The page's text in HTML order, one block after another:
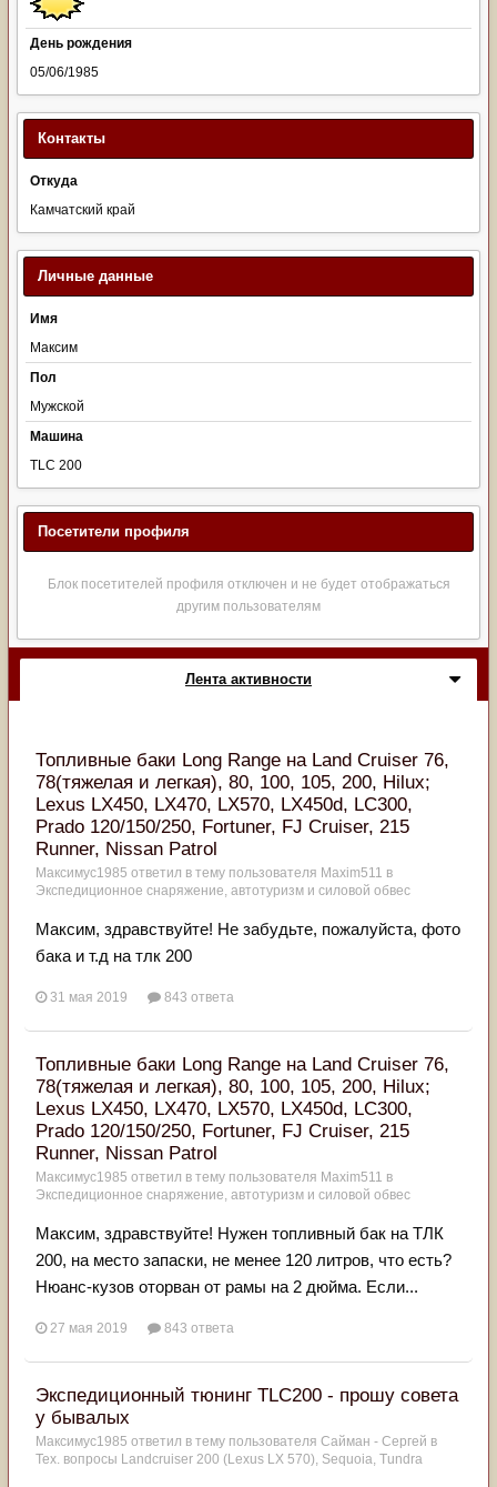
День рождения
05/06/1985
Контакты
Откуда
Камчатский край
Личные данные
Имя
Максим
Пол
Мужской
Машина
TLC 200
Посетители профиля
Блок посетителей профиля отключен и не будет отображаться
другим пользователям
Лента активности
Топливные баки Long Range на Land Cruiser 76,
78(тяжелая и легкая), 80, 100, 105, 200, Hilux;
Lexus LX450, LX470, LX570, LX450d, LC300,
Prado 120/150/250, Fortuner, FJ Cruiser, 215
Runner, Nissan Patrol
Максимус1985 ответил в тему пользователя Maxim511 в
Экспедиционное снаряжение, автотуризм и силовой обвес
Максим, здравствуйте! Не забудьте, пожалуйста, фото
бака и т.д на тлк 200
31 мая 2019 843 ответа
Топливные баки Long Range на Land Cruiser 76,
78(тяжелая и легкая), 80, 100, 105, 200, Hilux;
Lexus LX450, LX470, LX570, LX450d, LC300,
Prado 120/150/250, Fortuner, FJ Cruiser, 215
Runner, Nissan Patrol
Максимус1985 ответил в тему пользователя Maxim511 в
Экспедиционное снаряжение, автотуризм и силовой обвес
Максим, здравствуйте! Нужен топливный бак на ТЛК
200, на место запаски, не менее 120 литров, что есть?
Нюанс-кузов оторван от рамы на 2 дюйма. Если...
27 мая 2019 843 ответа
Экспедиционный тюнинг TLC200 - прошу совета
у бывалых
Максимус1985 ответил в тему пользователя Сайман - Сергей в
Тех. вопросы Landcruiser 200 (Lexus LX 570), Sequoia, Tundra